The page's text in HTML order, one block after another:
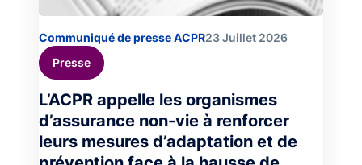
Communiqué de presse ACPR23 Juillet 2026
Presse
L’ACPR appelle les organismes
d’assurance non-vie à renforcer
leurs mesures d’adaptation et de